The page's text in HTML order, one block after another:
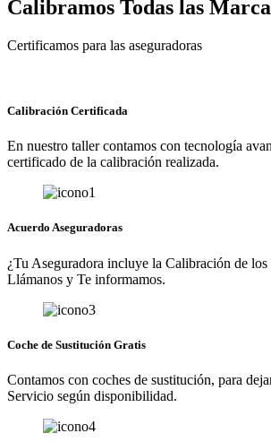
Calibramos Todas las
Certificamos para las aseguradoras
Calibración Certificada
En nuestro taller contamos con tecnología
certificado de la calibración realizada.
Acuerdo Aseguradoras
¿Tu Aseguradora incluye la Calibración de
Llámanos y Te informamos.
Coche de Sustitución Gratis
Contamos con coches de sustitución, para
Servicio según disponibilidad.